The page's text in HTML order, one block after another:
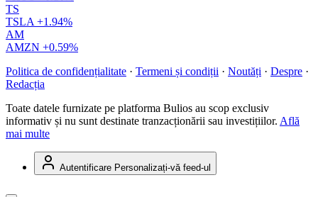
TS
TSLA +1.94%
AM
AMZN +0.59%
Politica de confidențialitate · Termeni și condiții · Noutăți · Despre ·
Redacția
Toate datele furnizate pe platforma Bulios au scop exclusiv
informativ și nu sunt destinate tranzacționării sau investițiilor. Află
mai multe
Autentificare Personalizați-vă feed-ul